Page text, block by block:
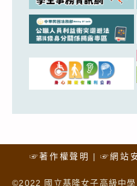
☞著作權聲明 ☞網站
©2022 國立基隆女子高級中